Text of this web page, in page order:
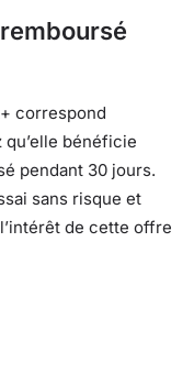
correspond
bénéficie
pendant 30 jours.
sans risque et
de cette offre